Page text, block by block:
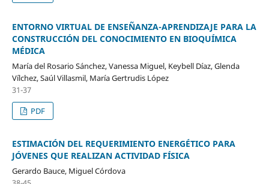
ENTORNO VIRTUAL DE ENSEÑANZA-APRENDIZAJE PARA LA
CONSTRUCCIÓN DEL CONOCIMIENTO EN BIOQUÍMICA
MÉDICA
María del Rosario Sánchez, Vanessa Miguel, Keybell Díaz, Glenda
Vílchez, Saúl Villasmil, María Gertrudis López
31-37
PDF
ESTIMACIÓN DEL REQUERIMIENTO ENERGÉTICO PARA
JÓVENES QUE REALIZAN ACTIVIDAD FÍSICA
Gerardo Bauce, Miguel Córdova